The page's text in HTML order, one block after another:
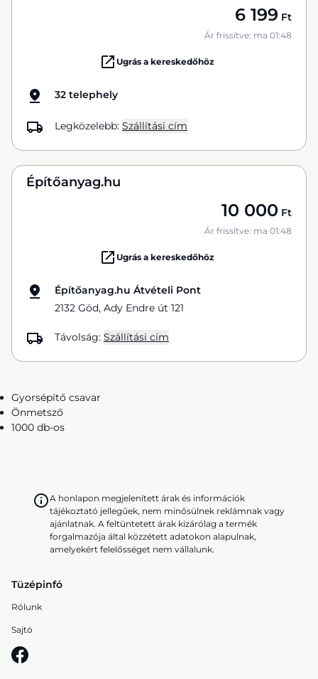
6 199 Ft
Ár frissítve: ma 01:48
Ugrás a kereskedőhöz
32 telephely
Legközelebb: Szállítási cím
Építőanyag.hu
10 000 Ft
Ár frissítve: ma 01:48
Ugrás a kereskedőhöz
Építőanyag.hu Átvételi Pont
2132 Göd, Ady Endre út 121
Távolság: Szállítási cím
Gyorsépítő csavar
Önmetsző
1000 db-os
A honlapon megjelenített árak és információk
tájékoztató jellegűek, nem minősülnek reklámnak vagy
ajánlatnak. A feltüntetett árak kizárólag a termék
forgalmazója által közzétett adatokon alapulnak,
amelyekért felelősséget nem vállalunk.
Tüzépinfó
Rólunk
Sajtó